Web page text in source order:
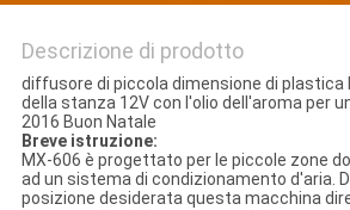
Descrizione di prodotto
diffusore di piccola dimensione di plastica
della stanza 12V con l'olio dell'aroma per
2016 Buon Natale
Breve istruzione:
MX-606 è progettato per le piccole zone
ad un sistema di condizionamento d'aria.
posizione desiderata questa macchina